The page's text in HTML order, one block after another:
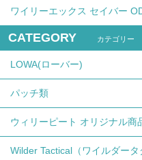
ワイリーエックス セイバー
CATEGORY カテゴリー
LOWA(ローバー)
パッチ類
ウィリーピート オリジナル商
Wilder Tactical（ワイルダータ